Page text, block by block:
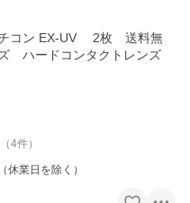
コン EX-UV 2枚 送料無
ハードコンタクトレンズ
（4件）
休業日を除く）